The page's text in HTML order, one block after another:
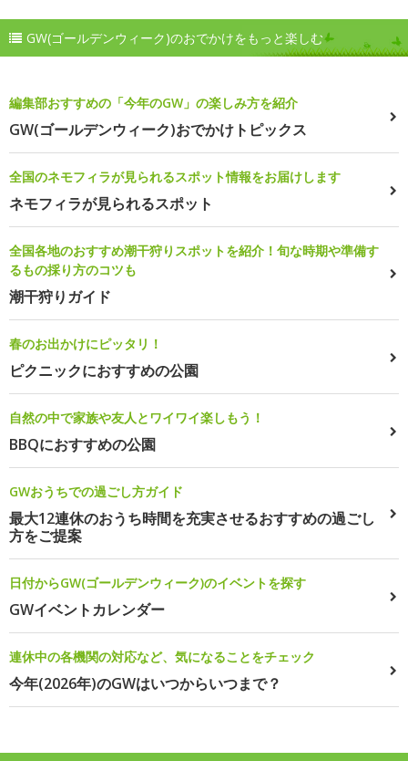
GW(ゴールデンウィーク)のおでかけをもっと楽しむ
編集部おすすめの「今年のGW」の楽しみ方を紹介
GW(ゴールデンウィーク)おでかけトピックス
全国のネモフィラが見られるスポット情報をお届けします
ネモフィラが見られるスポット
全国各地のおすすめ潮干狩りスポットを紹介！旬な時期や準備す
るもの採り方のコツも
潮干狩りガイド
春のお出かけにピッタリ！
ピクニックにおすすめの公園
自然の中で家族や友人とワイワイ楽しもう！
BBQにおすすめの公園
GWおうちでの過ごし方ガイド
最大12連休のおうち時間を充実させるおすすめの過ごし
方をご提案
日付からGW(ゴールデンウィーク)のイベントを探す
GWイベントカレンダー
連休中の各機関の対応など、気になることをチェック
今年(2026年)のGWはいつからいつまで？